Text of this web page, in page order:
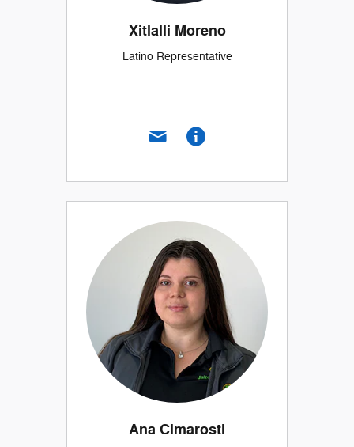
Xitlalli Moreno
Latino Representative
Ana Cimarosti